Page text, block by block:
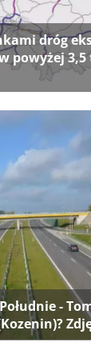
dróg
powyżej 3,5
-